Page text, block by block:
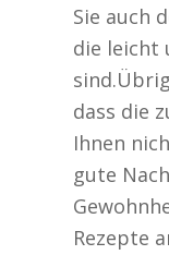
Sie auch
die leicht
dass die
Ihnen
gute
Rezepte